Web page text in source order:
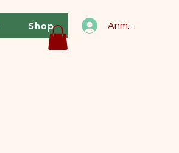
Shop Anmelden